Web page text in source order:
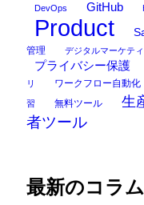
DevOps GitHub
Product
管理
デジタルマーケテ
プライバシー保護
リ
ワークフロー自動化
習 無料ツール 生
者ツール
最新のコラム